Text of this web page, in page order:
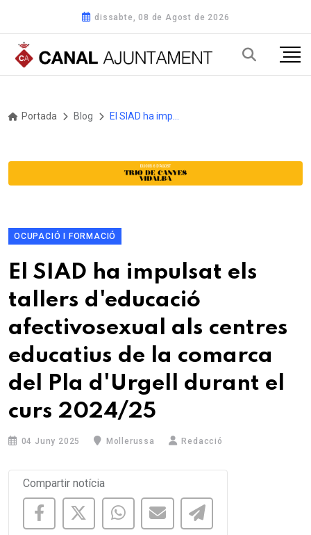
dissabte, 08 de Agost de 2026
Portada Blog
OCUPACIÓ I FORMACIÓ
El SIAD ha impulsat els
tallers d'educació
afectivosexual als centres
educatius de la comarca
del Pla d'Urgell durant el
curs 2024/25
04 Juny 2025 Mollerussa Redacció
Compartir notícia